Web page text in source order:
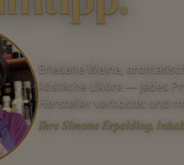
Erlesene Weine,
köstliche Liköre — jedes
Hersteller verkostet und
Ihre Simone Erpelding,